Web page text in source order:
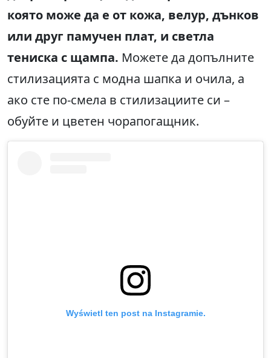
която може да е от кожа, велур, дънков
или друг памучен плат, и светла
тениска с щампа. Можете да допълните
стилизацията с модна шапка и очила, а
ако сте по-смела в стилизациите си –
обуйте и цветен чорапогащник.
Wyświetl ten post na Instagramie.